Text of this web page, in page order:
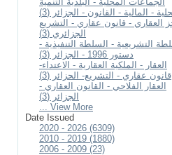
- المالية - القانون - الجزائر (3)
العقاري - قانون عقاري - التشريع
الجزائري (3)
التشريعية - السلطة التنفيذية -
دستور 1996 - الجزائر (3)
العقار - الملكية العقارية - الاعتداء-
قانون عقاري - التشريع- الحزائر (3)
العقار الفلاحي - القانون العقاري -
الجزائر (3)
... View More
Date Issued
2020 - 2026 (6309)
2010 - 2019 (1880)
2006 - 2009 (23)